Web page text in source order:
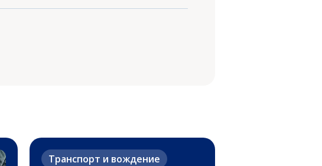
Транспорт и вождение